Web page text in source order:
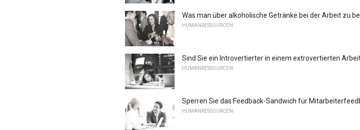
Was man über alkoholische Getränke bei der Arbeit zu
HUMANRESSOURCEN
Sind Sie ein Introvertierter in einem extrovertierten
HUMANRESSOURCEN
Sperren Sie das Feedback-Sandwich für
HUMANRESSOURCEN